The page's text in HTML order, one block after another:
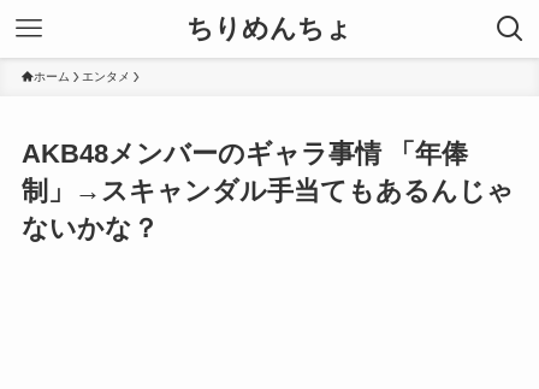
ちりめんちょ
ホーム エンタメ
AKB48メンバーのギャラ事情 「年俸
制」→スキャンダル手当てもあるんじゃ
ないかな？